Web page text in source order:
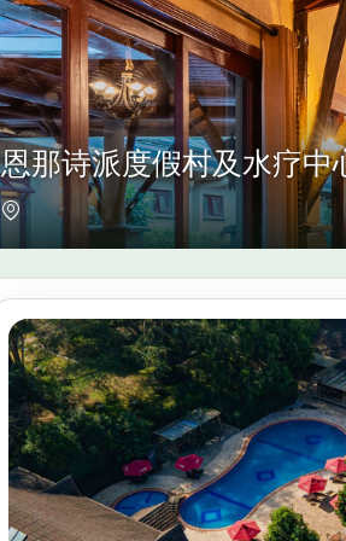
恩那诗派度假村及水疗中